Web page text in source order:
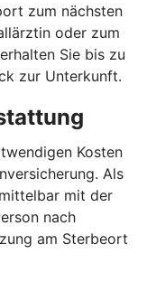
zum nächsten
oder zum
Sie bis zu
zur Unterkunft.
Kosten
Als
mit der
nach
am Sterbeort